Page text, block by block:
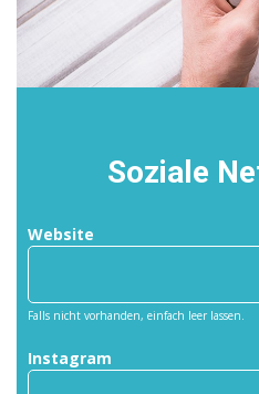
Soziale
Website
Falls nicht vorhanden, einfach leer lassen.
Instagram